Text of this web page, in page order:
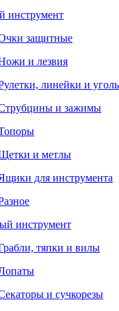
инструмент
защитные
и лезвия
линейки и
и зажимы
и метлы
для инструмента
инструмент
тяпки и вилы
и сучкорезы